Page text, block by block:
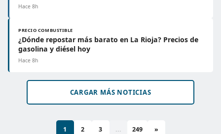
Hace 8h
PRECIO COMBUSTIBLE
¿Dónde repostar más barato en La Rioja? Precios de
gasolina y diésel hoy
Hace 8h
CARGAR MÁS NOTICIAS
1 2 3 ... 249 »